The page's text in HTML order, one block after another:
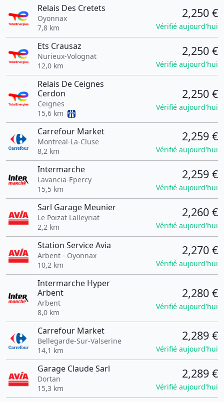
Relais Des Cretets
Oyonnax
7,8 km
2,250 €
Vérifié aujourd'hui
Ets Crausaz
Nurieux-Volognat
12,0 km
2,250 €
Vérifié aujourd'hui
Relais De Ceignes
Cerdon
Ceignes
15,6 km
2,250 €
Vérifié aujourd'hui
Carrefour Market
Montreal-La-Cluse
8,2 km
2,259 €
Vérifié aujourd'hui
Intermarche
Lavancia-Epercy
15,5 km
2,259 €
Vérifié aujourd'hui
Sarl Garage Meunier
Le Poizat Lalleyriat
2,2 km
2,260 €
Vérifié aujourd'hui
Station Service Avia
Arbent - Oyonnax
10,2 km
2,270 €
Vérifié aujourd'hui
Intermarche Hyper
Arbent
Arbent
8,0 km
2,280 €
Vérifié aujourd'hui
Carrefour Market
Bellegarde-Sur-Valserine
14,1 km
2,289 €
Vérifié aujourd'hui
Garage Claude Sarl
Dortan
15,3 km
2,289 €
Vérifié aujourd'hui